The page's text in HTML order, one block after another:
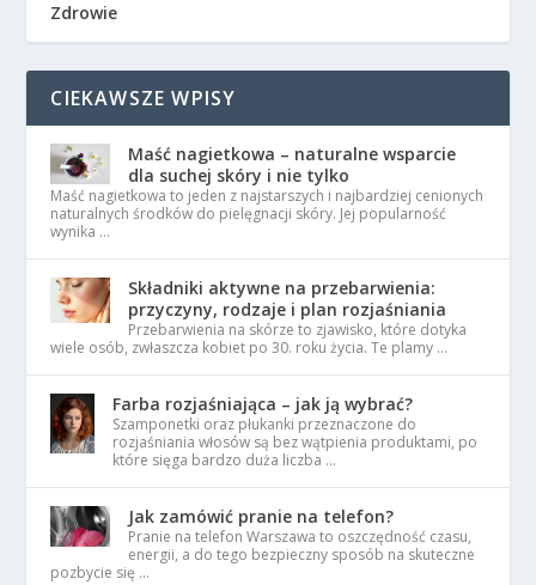
Zdrowie
CIEKAWSZE WPISY
Maść nagietkowa – naturalne wsparcie
dla suchej skóry i nie tylko
Maść nagietkowa to jeden z najstarszych i najbardziej cenionych
naturalnych środków do pielęgnacji skóry. Jej popularność
wynika …
Składniki aktywne na przebarwienia:
przyczyny, rodzaje i plan rozjaśniania
Przebarwienia na skórze to zjawisko, które dotyka
wiele osób, zwłaszcza kobiet po 30. roku życia. Te plamy …
Farba rozjaśniająca – jak ją wybrać?
Szamponetki oraz płukanki przeznaczone do
rozjaśniania włosów są bez wątpienia produktami, po
które sięga bardzo duża liczba …
Jak zamówić pranie na telefon?
Pranie na telefon Warszawa to oszczędność czasu,
energii, a do tego bezpieczny sposób na skuteczne
pozbycie się …